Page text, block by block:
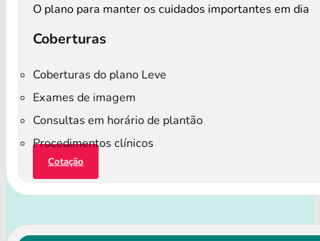
O plano para manter os cuidados importantes em dia
Coberturas
Coberturas do plano Leve
Exames de imagem
Consultas em horário de plantão
Procedimentos clínicos
Cotação